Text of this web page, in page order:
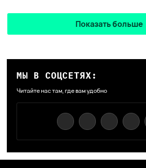
Показать больше
МЫ В СОЦСЕТЯХ:
Читайте нас там, где вам удобно